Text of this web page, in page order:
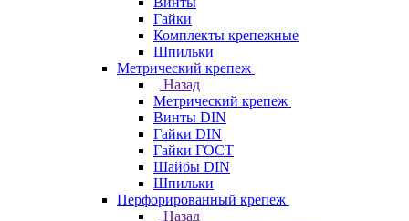
Гайки
Комплекты крепежные
Шпильки
Метрический крепеж
Назад
Метрический крепеж
Винты DIN
Гайки DIN
Гайки ГОСТ
Шайбы DIN
Шпильки
Перфорированный крепеж
Назад